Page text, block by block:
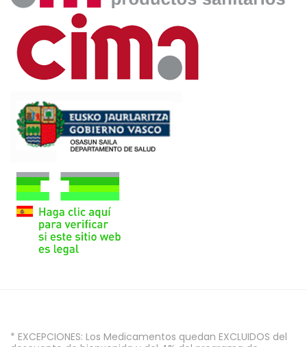
* EXCEPCIONES: Los Medicamentos quedan EXCLUIDOS del